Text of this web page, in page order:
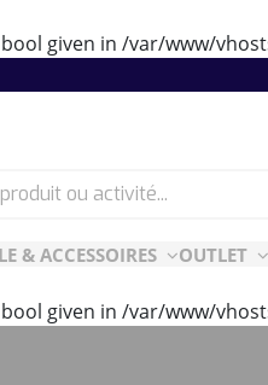
given in /var/www/
ESSENTIELLES
& ACCESSOIRES OUTLET
given in /var/www/